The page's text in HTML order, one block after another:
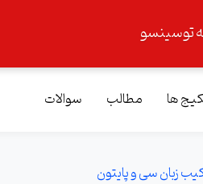
توسینسو
ها مطالب سوالات
زبان سی و پایتون